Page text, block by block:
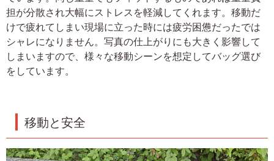
担が分散され大幅にストレスを軽減してくれます。移動だ
けで疲れてしまい現場に立った時には疲労困憊だったでは
シャレになりません。写真の仕上がりにも大きく影響して
しまいますので、様々な移動シーンを想定してバッグ選び
をしています。
移動と安全